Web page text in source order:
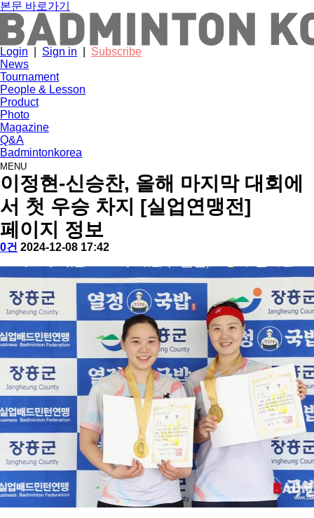
본문 바로가기
Login Sign in
Subscribe
News
Tournament
People & Lesson
Product
Photo
Magazine
Q&A
Badmintonkorea
MENU
news
이정현-신승찬, 올해 마지막 대회에
서 첫 우승 차지 [실업연맹전]
페이지 정보
작
배
코
리
아
댓
0건 작
2024-12-08 17:42
본
문